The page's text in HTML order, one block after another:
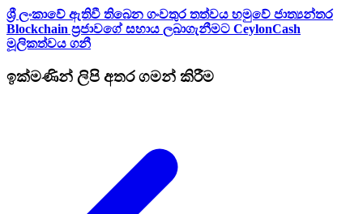
ශ්‍රී ලංකාවේ ඇතිවී තිබෙන ගංවතුර තත්වය හමුවේ ජාත්‍යන්තර
Blockchain ප්‍රජාවගේ සහාය ලබාගැනීමට CeylonCash
මූලිකත්වය ග​නී
ඉක්මණින් ලිපි අතර ගමන් කිරීම